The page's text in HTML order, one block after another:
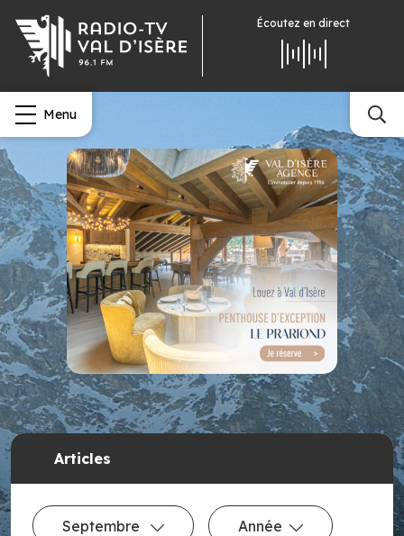
Écoutez en direct
Menu
Articles
Septembre Année